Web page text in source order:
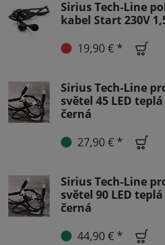
Sirius Tech-Line
kabel Start 230V
19,90 € *
Sirius Tech-Line
světel 45 LED
černá
27,90 € *
Sirius Tech-Line
světel 90 LED
černá
44,90 € *